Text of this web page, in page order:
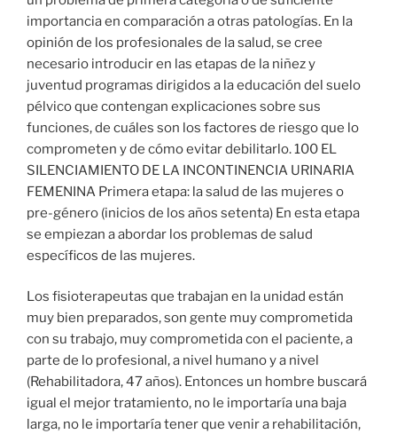
importancia en comparación a otras patologías. En la
opinión de los profesionales de la salud, se cree
necesario introducir en las etapas de la niñez y
juventud programas dirigidos a la educación del suelo
pélvico que contengan explicaciones sobre sus
funciones, de cuáles son los factores de riesgo que lo
comprometen y de cómo evitar debilitarlo. 100 EL
SILENCIAMIENTO DE LA INCONTINENCIA URINARIA
FEMENINA Primera etapa: la salud de las mujeres o
pre-género (inicios de los años setenta) En esta etapa
se empiezan a abordar los problemas de salud
específicos de las mujeres.
Los fisioterapeutas que trabajan en la unidad están
muy bien preparados, son gente muy comprometida
con su trabajo, muy comprometida con el paciente, a
parte de lo profesional, a nivel humano y a nivel
(Rehabilitadora, 47 años). Entonces un hombre buscará
igual el mejor tratamiento, no le importaría una baja
larga, no le importaría tener que venir a rehabilitación,